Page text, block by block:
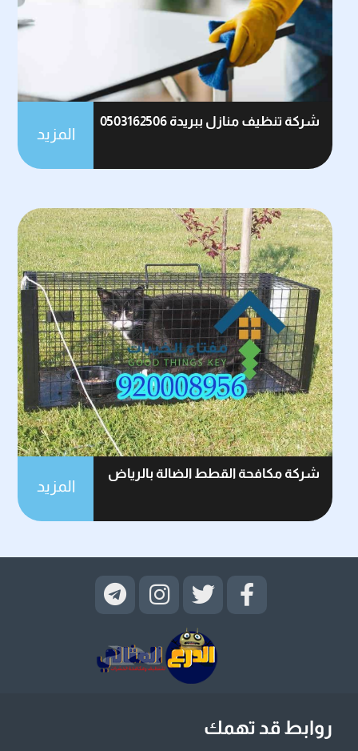
شركة تنظيف منازل ببريدة 0503162506
المزيد
شركة مكافحة القطط الضالة بالرياض
المزيد
روابط قد تهمك